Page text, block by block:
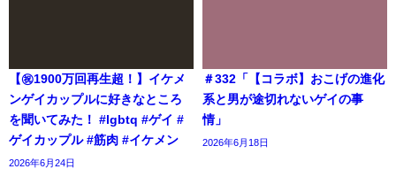
【㊗️1900万回再生超！】イケメ
ンゲイカップルに好きなところ
を聞いてみた！ #lgbtq #ゲイ #
ゲイカップル #筋肉 #イケメン
2026年6月24日
＃332「【コラボ】おこげの進化
系と男が途切れないゲイの事
情」
2026年6月18日